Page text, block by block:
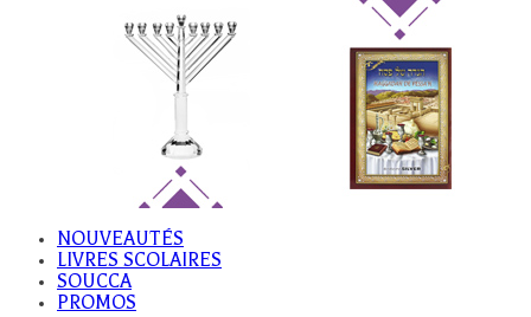
NOUVEAUTÉS
LIVRES SCOLAIRES
SOUCCA
PROMOS